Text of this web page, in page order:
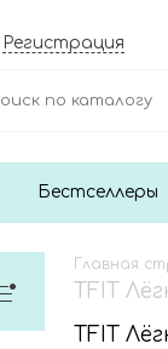
Регистрация
Бестселлеры
Главная
TFIT
TFIT